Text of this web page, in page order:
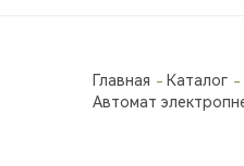
Главная Каталог
Автомат